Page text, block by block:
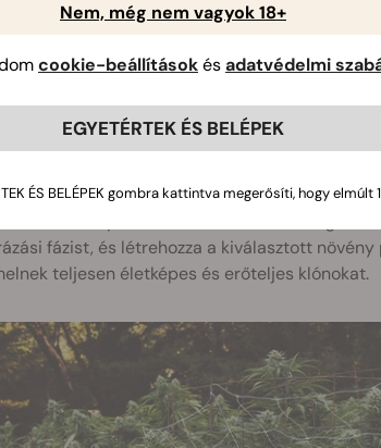
A NORMÁL GENETIKA?
nőstény növények egyenletes keverékét
mindkét nem rendelkezésére áll, lehetősége
arra, hogy kiválassza a kedvelt
használja fel őket. Bármit
és a méretet is.
akar szaporítani, akkor is normál
fázist, és létrehozza a kiválasztott
teljesen életképes és erőteljes klónokat.
Nem, még nem vagyok 18+
cookie-beállításokésadatvédelmi
EGYETÉRTEK ÉS BELÉPEK
ÉS BELÉPEK gombra kattintva megerősíti, hogy elmúlt